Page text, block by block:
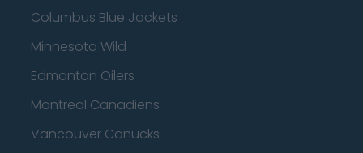
Columbus Blue Jackets
Minnesota Wild
Edmonton Oilers
Montreal Canadiens
Vancouver Canucks